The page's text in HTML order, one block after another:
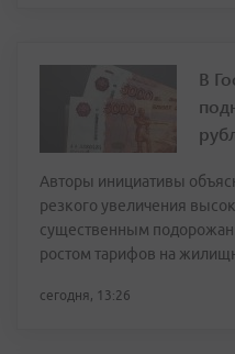
В
Авторы инициативы
резкого увеличения
существенным
ростом тарифов на
сегодня, 13:26